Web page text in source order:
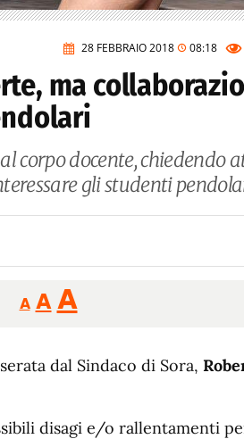
28 FEBBRAIO 2018 08:18
ma
corpo docente, chiedendo
gli studenti
A
Reducir
tamaño
A Restablecer
tamaño
de
fuente
AAumentar
de
fuente.
dal Sindaco di Sora,
disagi e/o rallentamenti